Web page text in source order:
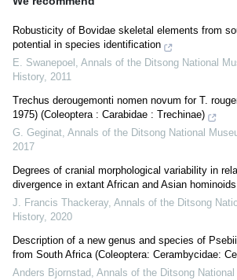
Robusticity of Bovidae skeletal elements from
potential in species identification
E. Swanepoel , Annals of the Ditsong National
History, 2011
Trechus derougemonti nomen novum for T.
1975) (Coleoptera : Carabidae : Trechinae)
G. Geginat, Annals of the Ditsong National
2017
Degrees of cranial morphological variability in
divergence in extant African and Asian hominoids
J. Francis Thackeray, Annals of the Ditsong
History, 2020
Description of a new genus and species of
from South Africa (Coleoptera: Cerambycidae:
Anders Bjornstad, Annals of the Ditsong National